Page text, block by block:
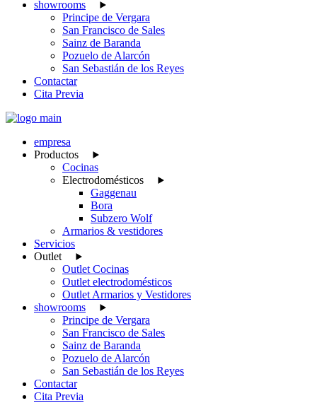
showrooms
Principe de Vergara
San Francisco de Sales
Sainz de Baranda
Pozuelo de Alarcón
San Sebastián de los Reyes
Contactar
Cita Previa
empresa
Productos
Cocinas
Electrodomésticos
Gaggenau
Bora
Subzero Wolf
Armarios & vestidores
Servicios
Outlet
Outlet Cocinas
Outlet electrodomésticos
Outlet Armarios y Vestidores
showrooms
Principe de Vergara
San Francisco de Sales
Sainz de Baranda
Pozuelo de Alarcón
San Sebastián de los Reyes
Contactar
Cita Previa